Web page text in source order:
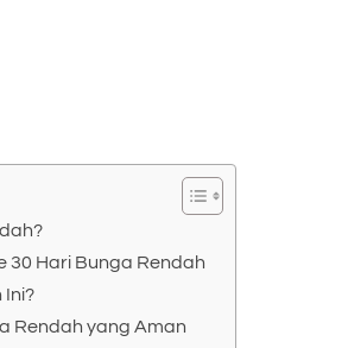
30 Hari Bunga Rendah
Ini?
Rendah yang Aman